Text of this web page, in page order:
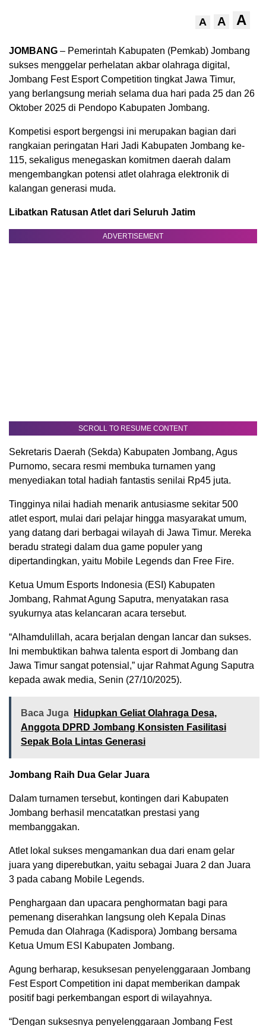
A A A
JOMBANG – Pemerintah Kabupaten (Pemkab) Jombang
sukses menggelar perhelatan akbar olahraga digital,
Jombang Fest Esport Competition tingkat Jawa Timur,
yang berlangsung meriah selama dua hari pada 25 dan 26
Oktober 2025 di Pendopo Kabupaten Jombang.
Kompetisi esport bergengsi ini merupakan bagian dari
rangkaian peringatan Hari Jadi Kabupaten Jombang ke-
115, sekaligus menegaskan komitmen daerah dalam
mengembangkan potensi atlet olahraga elektronik di
kalangan generasi muda.
Libatkan Ratusan Atlet dari Seluruh Jatim
ADVERTISEMENT
SCROLL TO RESUME CONTENT
Sekretaris Daerah (Sekda) Kabupaten Jombang, Agus
Purnomo, secara resmi membuka turnamen yang
menyediakan total hadiah fantastis senilai Rp45 juta.
Tingginya nilai hadiah menarik antusiasme sekitar 500
atlet esport, mulai dari pelajar hingga masyarakat umum,
yang datang dari berbagai wilayah di Jawa Timur. Mereka
beradu strategi dalam dua game populer yang
dipertandingkan, yaitu Mobile Legends dan Free Fire.
Ketua Umum Esports Indonesia (ESI) Kabupaten
Jombang, Rahmat Agung Saputra, menyatakan rasa
syukurnya atas kelancaran acara tersebut.
“Alhamdulillah, acara berjalan dengan lancar dan sukses.
Ini membuktikan bahwa talenta esport di Jombang dan
Jawa Timur sangat potensial,” ujar Rahmat Agung Saputra
kepada awak media, Senin (27/10/2025).
Baca Juga
Hidupkan Geliat Olahraga Desa,
Anggota DPRD Jombang Konsisten Fasilitasi
Sepak Bola Lintas Generasi
Jombang Raih Dua Gelar Juara
Dalam turnamen tersebut, kontingen dari Kabupaten
Jombang berhasil mencatatkan prestasi yang
membanggakan.
Atlet lokal sukses mengamankan dua dari enam gelar
juara yang diperebutkan, yaitu sebagai Juara 2 dan Juara
3 pada cabang Mobile Legends.
Penghargaan dan upacara penghormatan bagi para
pemenang diserahkan langsung oleh Kepala Dinas
Pemuda dan Olahraga (Kadispora) Jombang bersama
Ketua Umum ESI Kabupaten Jombang.
Agung berharap, kesuksesan penyelenggaraan Jombang
Fest Esport Competition ini dapat memberikan dampak
positif bagi perkembangan esport di wilayahnya.
“Dengan suksesnya penyelenggaraan Jombang Fest